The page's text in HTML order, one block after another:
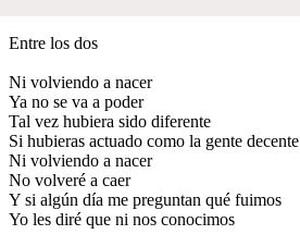
Entre los dos
Ni volviendo a nacer
Ya no se va a poder
Tal vez hubiera sido diferente
Si hubieras actuado como la gente decente
Ni volviendo a nacer
No volveré a caer
Y si algún día me preguntan qué fuimos
Yo les diré que ni nos conocimos